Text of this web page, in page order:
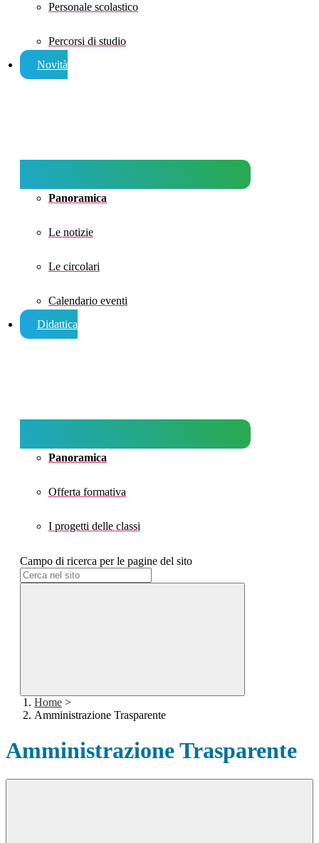
Personale scolastico
Percorsi di studio
Novità
Panoramica
Le notizie
Le circolari
Calendario eventi
Didattica
Panoramica
Offerta formativa
I progetti delle classi
Campo di ricerca per le pagine del sito
Home >
Amministrazione Trasparente
Amministrazione Trasparente